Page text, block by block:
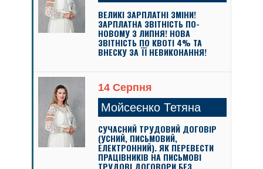
ВЕЛИКІ ЗАРПЛАТНІ ЗМІНИ!
ЗАРПЛАТНА ЗВІТНІСТЬ ПО-
НОВОМУ З ЛИПНЯ! НОВА
ЗВІТНІСТЬ ПО КВОТІ 4% ТА
ВНЕСКУ ЗА ЇЇ НЕВИКОНАННЯ!
14 Серпня
Мойсеєнко Тетяна
СУЧАСНИЙ ТРУДОВИЙ ДОГОВІР
(УСНИЙ, ПИСЬМОВИЙ,
ЕЛЕКТРОННИЙ). ЯК ПЕРЕВЕСТИ
ПРАЦІВНИКІВ НА ПИСЬМОВІ
ТРУДОВІ ДОГОВОРИ БЕЗ